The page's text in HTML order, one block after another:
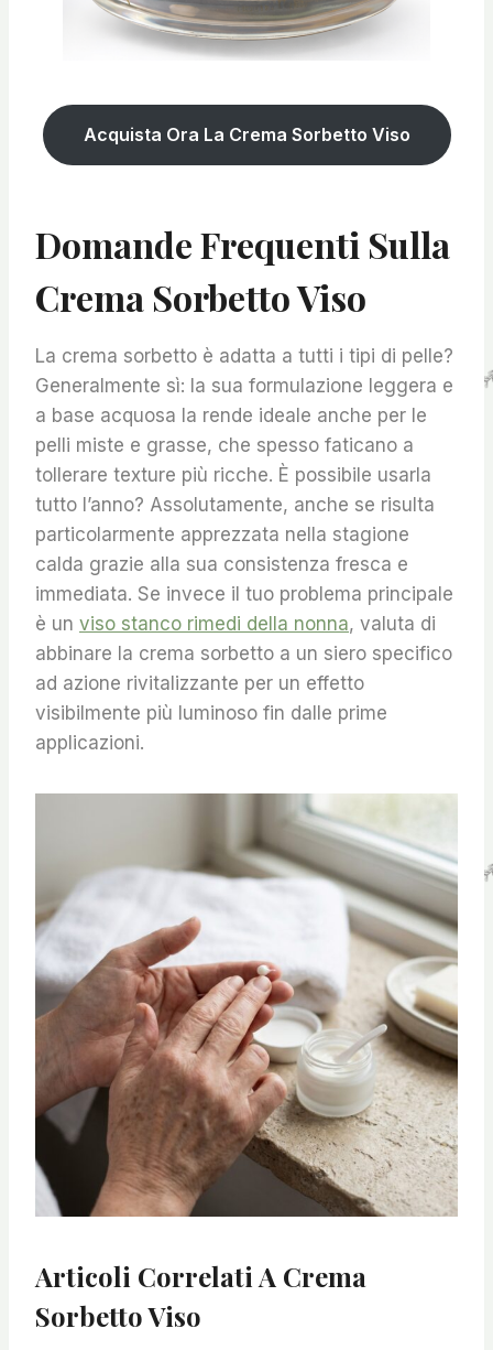
Acquista Ora La Crema Sorbetto Viso
Domande Frequenti Sulla
Crema Sorbetto Viso
La crema sorbetto è adatta a tutti i tipi di pelle?
Generalmente sì: la sua formulazione leggera e
a base acquosa la rende ideale anche per le
pelli miste e grasse, che spesso faticano a
tollerare texture più ricche. È possibile usarla
tutto l’anno? Assolutamente, anche se risulta
particolarmente apprezzata nella stagione
calda grazie alla sua consistenza fresca e
immediata. Se invece il tuo problema principale
è un viso stanco rimedi della nonna, valuta di
abbinare la crema sorbetto a un siero specifico
ad azione rivitalizzante per un effetto
visibilmente più luminoso fin dalle prime
applicazioni.
Articoli Correlati A Crema
Sorbetto Viso